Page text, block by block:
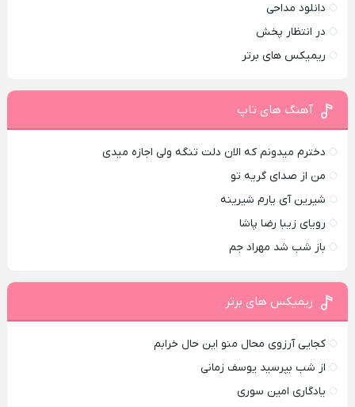
دانلود مداحی
در انتظار پخش
ریمیکس های برتر
آهنگ های تاپ
دخترم میدونم که الان دلت تنگه ولی اجازه میدی
من از صدای گريه تو
شیرین آی یارم شیرینه
رویای زیبا رضا پاشا
باز شب شد مهراد جم
ریمیکس های برتر
کجایی آرزوی محال منو این حال خرابم
از شب بپرسید یوسف زمانی
یادگاری امین سوری